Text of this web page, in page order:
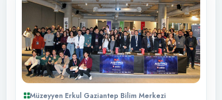
Müzeyyen Erkul Gaziantep Bilim Merkezi